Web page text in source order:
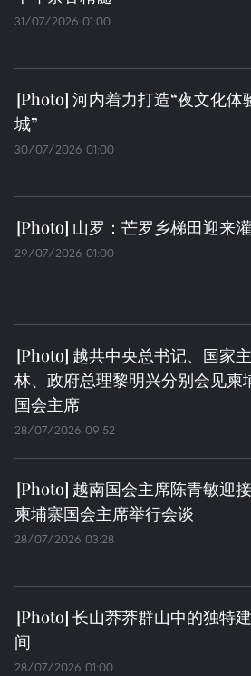
31/07/2026 01:00
河内着力打造“夜文化体
城”
30/07/2026 01:00
山罗：芒罗乡梯田迎来
29/07/2026 01:00
越共中央总书记、国家
林、政府总理黎明兴分别会见柬
国会主席
28/07/2026 09:52
越南国会主席陈青敏迎
柬埔寨国会主席举行会谈
28/07/2026 03:28
长山莽莽群山中的独特
间
28/07/2026 01:00